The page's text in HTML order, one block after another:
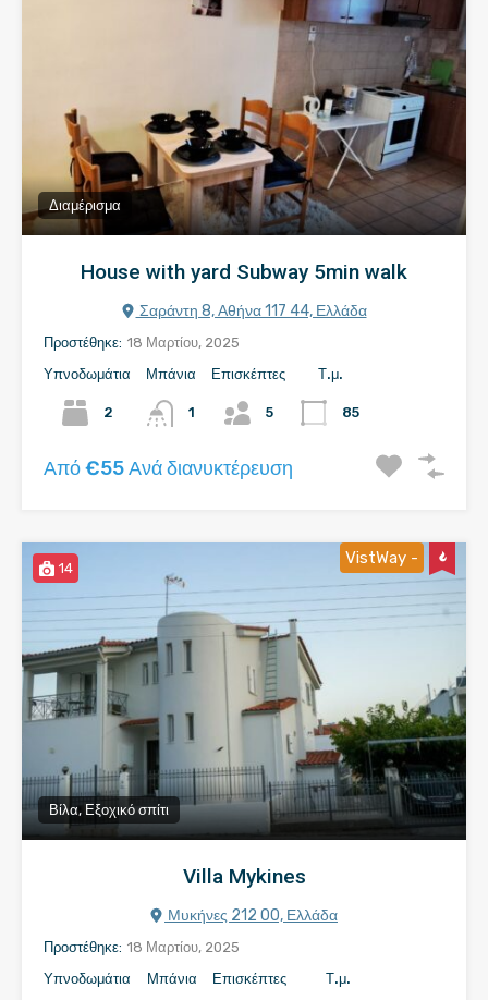
Διαμέρισμα
House with yard Subway 5min walk
Σαράντη 8, Αθήνα 117 44, Ελλάδα
Προστέθηκε: 18 Μαρτίου, 2025
Υπνοδωμάτια
2
Μπάνια
1
Επισκέπτες
5
Τ.μ.
85
Από €55 Ανά διανυκτέρευση
14
VistWay -
Βίλα, Εξοχικό σπίτι
Villa Mykines
Μυκήνες 212 00, Ελλάδα
Προστέθηκε: 18 Μαρτίου, 2025
Υπνοδωμάτια
Μπάνια Επισκέπτες Τ.μ.